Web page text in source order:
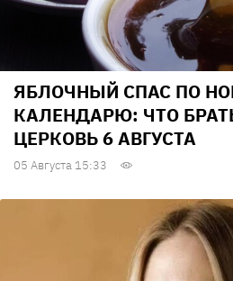
ЯБЛОЧНЫЙ СПАС ПО
КАЛЕНДАРЮ: ЧТО
ЦЕРКОВЬ 6 АВГУСТА
05 Августа 15:33